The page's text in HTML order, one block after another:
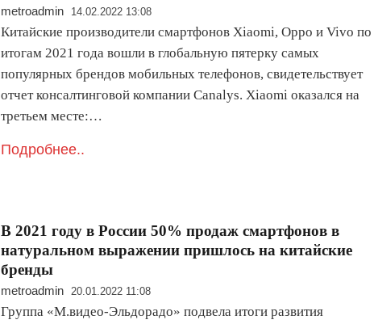
metroadmin 14.02.2022 13:08
Китайские производители смартфонов Xiaomi, Oppo и Vivo по
итогам 2021 года вошли в глобальную пятерку самых
популярных брендов мобильных телефонов, свидетельствует
отчет консалтинговой компании Canalys. Xiaomi оказался на
третьем месте:…
Подробнее..
В 2021 году в России 50% продаж смартфонов в
натуральном выражении пришлось на китайские
бренды
metroadmin 20.01.2022 11:08
Группа «М.видео-Эльдорадо» подвела итоги развития